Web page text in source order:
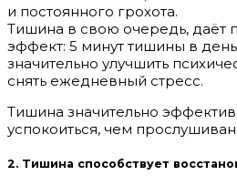
и постоянного грохота.
Тишина в свою очередь, даёт
эффект: 5 минут тишины в
значительно улучшить
снять ежедневный стресс.
Тишина значительно
успокоиться, чем
2. Тишина способствует